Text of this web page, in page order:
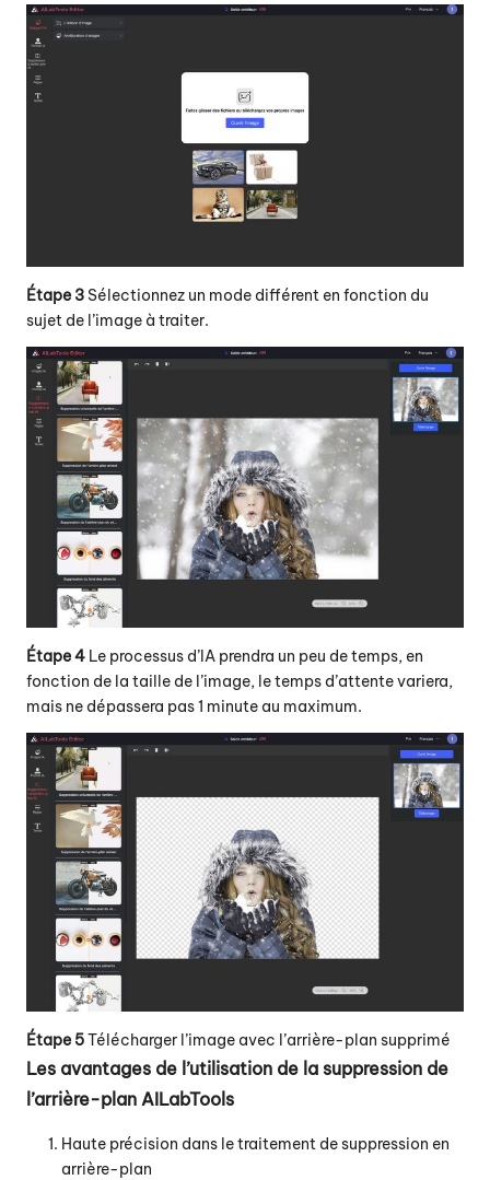
Étape 3 Sélectionnez un mode différent en fonction du
sujet de l’image à traiter.
Étape 4 Le processus d’IA prendra un peu de temps, en
fonction de la taille de l’image, le temps d’attente variera,
mais ne dépassera pas 1 minute au maximum.
Étape 5Télécharger l’image avec l’arrière-plan supprimé
Les avantages de l’utilisation de la suppression de
l’arrière-plan AILabTools
Haute précision dans le traitement de suppression en
arrière-plan